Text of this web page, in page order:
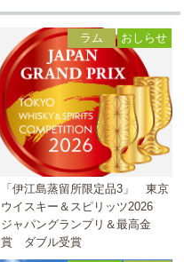
ラム おしらせ
「伊江島蒸留所限定品3」 東京
ウイスキー＆スピリッツ2026
ジャパングランプリ＆最高金
賞 ダブル受賞